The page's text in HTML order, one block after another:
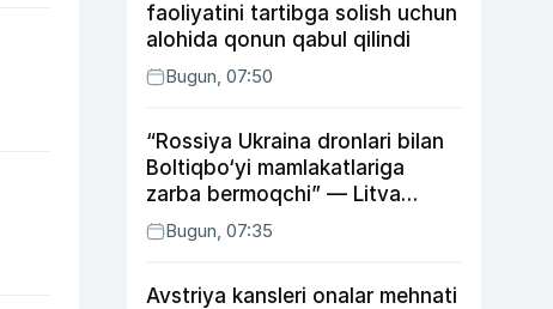
faoliyatini tartibga solish uchun
alohida qonun qabul qilindi
Bugun, 07:50
“Rossiya Ukraina dronlari bilan
Boltiqbo‘yi mamlakatlariga
zarba bermoqchi” — Litva
mudofaa vaziri
Bugun, 07:35
Avstriya kansleri onalar mehnati